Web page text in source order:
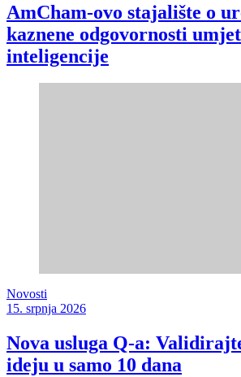
AmCham-ovo stajalište o
kaznene odgovornosti
inteligencije
Novosti
15. srpnja 2026
Nova usluga Q-a:
ideju u samo 10 dana